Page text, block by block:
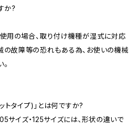
か?
使用の場合、取り付け機種が湿式に対応
の故障等の恐れもある為、お使いの機械
トタイプ)」とは何ですか?
サイズ・125サイズには、形状の違いで